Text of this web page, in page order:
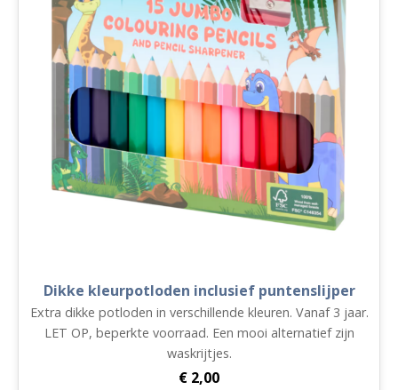
Dikke kleurpotloden inclusief puntenslijper
Extra dikke potloden in verschillende kleuren. Vanaf 3 jaar.
LET OP, beperkte voorraad. Een mooi alternatief zijn
waskrijtjes.
€ 2,00